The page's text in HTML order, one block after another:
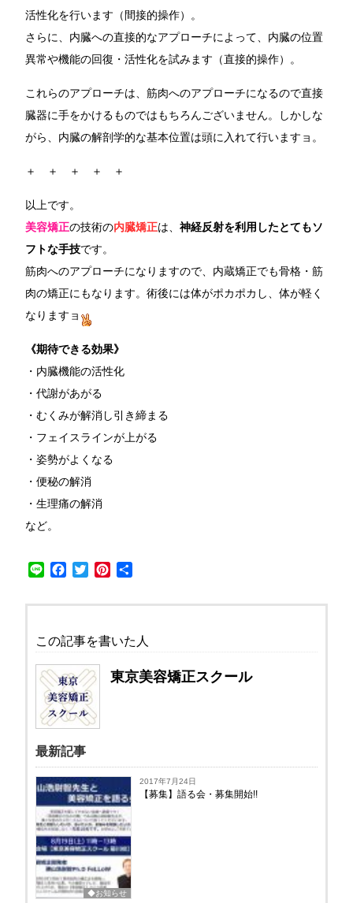
活性化を行います（間接的操作）。
さらに、内臓への直接的なアプローチによって、内臓の位置
異常や機能の回復・活性化を試みます（直接的操作）。
これらのアプローチは、筋肉へのアプローチになるので直接
臓器に手をかけるものではもちろんございません。しかしな
がら、内臓の解剖学的な基本位置は頭に入れて行いますョ。
＋ ＋ ＋ ＋ ＋
以上です。
美容矯正の技術の内臓矯正は、神経反射を利用したとてもソ
フトな手技です。
筋肉へのアプローチになりますので、内蔵矯正でも骨格・筋
肉の矯正にもなります。術後には体がポカポカし、体が軽く
なりますョ
《期待できる効果》
・内臓機能の活性化
・代謝があがる
・むくみが解消し引き締まる
・フェイスラインが上がる
・姿勢がよくなる
・便秘の解消
・生理痛の解消
など。
Line Facebook
TwitterPinterest
この記事を書いた人
東京美容矯正スクール
最新記事
◆お知らせ
2017年7月24日
【募集】語る会・募集開始!!